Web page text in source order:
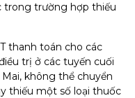
trong trường hợp thiếu
thanh toán cho các
trị ở các tuyến cuối
không thể chuyển
thiếu một số loại thuốc